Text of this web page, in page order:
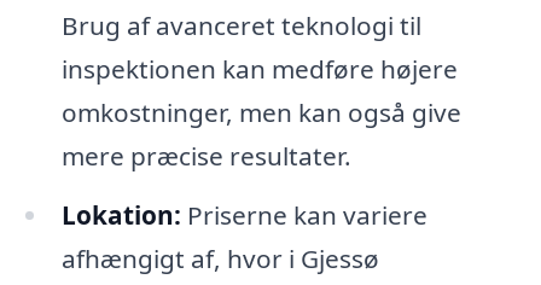
Brug af avanceret teknologi til
inspektionen kan medføre højere
omkostninger, men kan også give
mere præcise resultater.
Lokation: Priserne kan variere
afhængigt af, hvor i Gjessø